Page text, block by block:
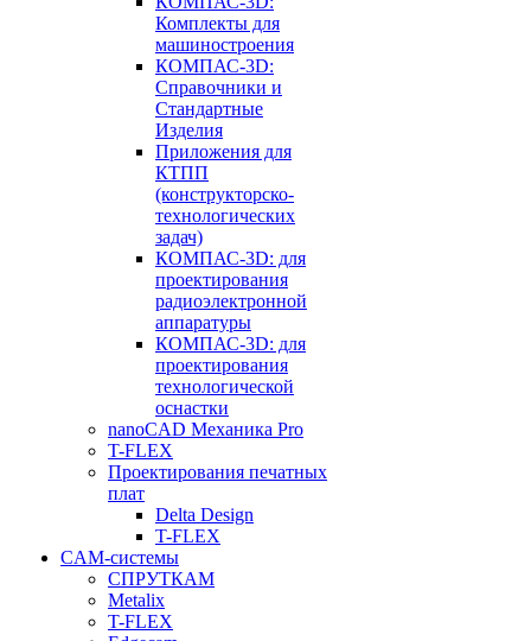
Комплекты для
машиностроения
КОМПАС-3D:
Справочники и
Стандартные
Изделия
Приложения для
КТПП
(конструкторско-
технологических
задач)
КОМПАС-3D: для
проектирования
радиоэлектронной
аппаратуры
КОМПАС-3D: для
проектирования
технологической
оснастки
nanoCAD Механика Pro
T-FLEX
Проектирования печатных
плат
Delta Design
T-FLEX
CAM-системы
СПРУТКAM
Metalix
T-FLEX